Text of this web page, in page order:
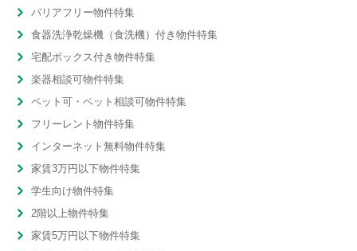
バリアフリー物件特集
食器洗浄乾燥機（食洗機）付き物件特集
宅配ボックス付き物件特集
楽器相談可物件特集
ペット可・ペット相談可物件特集
フリーレント物件特集
インターネット無料物件特集
家賃3万円以下物件特集
学生向け物件特集
2階以上物件特集
家賃5万円以下物件特集